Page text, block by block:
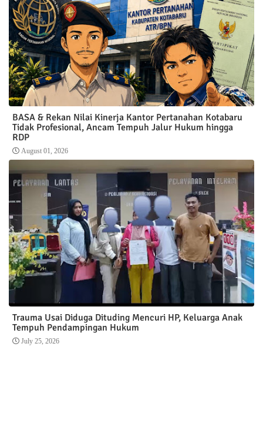
BASA & Rekan Nilai Kinerja Kantor Pertanahan Kotabaru
Tidak Profesional, Ancam Tempuh Jalur Hukum hingga
RDP
August 01, 2026
Trauma Usai Diduga Dituding Mencuri HP, Keluarga Anak
Tempuh Pendampingan Hukum
July 25, 2026